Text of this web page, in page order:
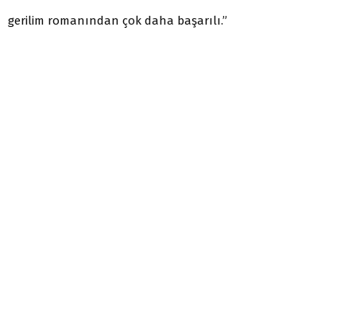
gerilim romanından çok daha başarılı.”